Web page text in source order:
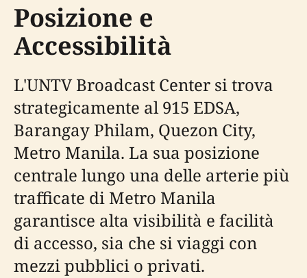
Posizione e
Accessibilità
L'UNTV Broadcast Center si trova
strategicamente al 915 EDSA,
Barangay Philam, Quezon City,
Metro Manila. La sua posizione
centrale lungo una delle arterie più
trafficate di Metro Manila
garantisce alta visibilità e facilità
di accesso, sia che si viaggi con
mezzi pubblici o privati.